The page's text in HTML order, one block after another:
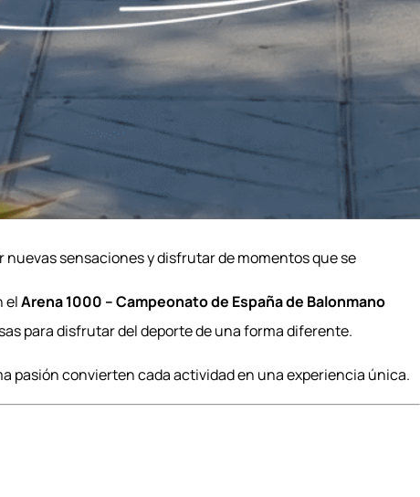
nuevas sensaciones y disfrutar de momentos que se
elArena 1000 – Campeonato de España de Balonmano
para disfrutar del deporte de una forma diferente.
pasión convierten cada actividad en una experiencia única.